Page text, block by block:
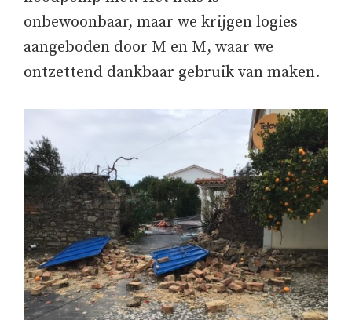
onbewoonbaar, maar we krijgen logies
aangeboden door M en M, waar we
ontzettend dankbaar gebruik van maken.